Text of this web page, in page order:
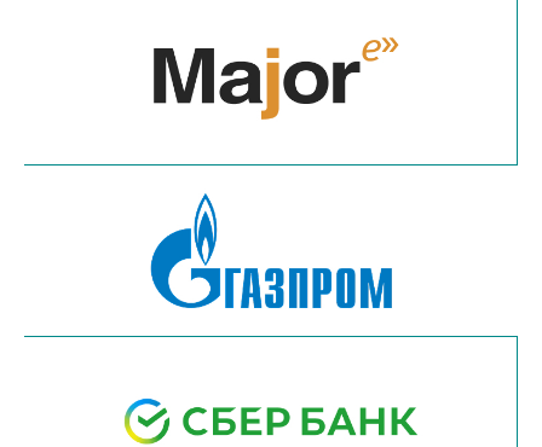
Наши преимущества для вас: